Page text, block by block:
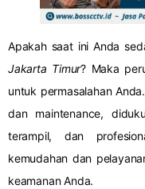
Apakah saat ini Anda
Jakarta Timur? Maka
untuk permasalahan
dan maintenance,
terampil, dan
kemudahan dan
keamanan Anda.